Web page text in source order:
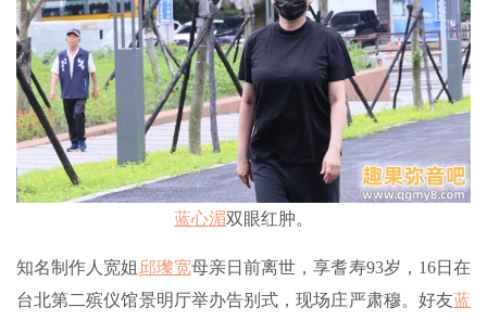
蓝心湄双眼红肿。
知名制作人宽姐邱瓈宽母亲日前离世，享耆寿93岁，16日在
台北第二殡仪馆景明厅举办告别式，现场庄严肃穆。好友蓝